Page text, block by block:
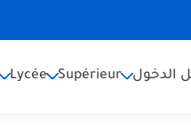
Lycée Supérieur الدخول